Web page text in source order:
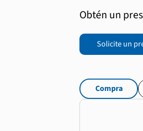
Obtén un
Solicite un
Compra